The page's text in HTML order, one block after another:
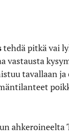
tehdä pitkä vai
vastausta
tavallaan
ahkeroineelta